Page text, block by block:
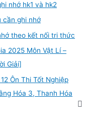
nhớ hk1 và hk2
cần ghi nhớ
theo kết nối tri thức
2025 Môn Vật Lí –
Giải]
Ôn Thi Tốt Nghiệp
Hóa 3, Thanh Hóa